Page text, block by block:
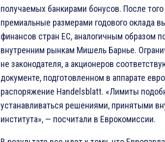
получаемых банкирами бонусов. После
премиальные размерами годового оклада
финансов стран ЕС, аналогичным образом
внутренним рынкам Мишель Барнье.
не законодателя, а акционеров
документе, подготовленном в аппарате
распоряжение Handelsblatt. «Лимиты
устанавливаться решениями, принятыми
института», — посчитали в Еврокомиссии.